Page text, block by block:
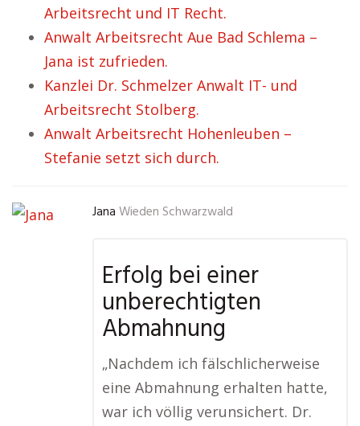
Arbeitsrecht und IT Recht.
Anwalt Arbeitsrecht Aue Bad Schlema –
Jana ist zufrieden.
Kanzlei Dr. Schmelzer Anwalt IT- und
Arbeitsrecht Stolberg.
Anwalt Arbeitsrecht Hohenleuben –
Stefanie setzt sich durch.
Jana Wieden Schwarzwald
Erfolg bei einer
unberechtigten
Abmahnung
„Nachdem ich fälschlicherweise
eine Abmahnung erhalten hatte,
war ich völlig verunsichert. Dr.